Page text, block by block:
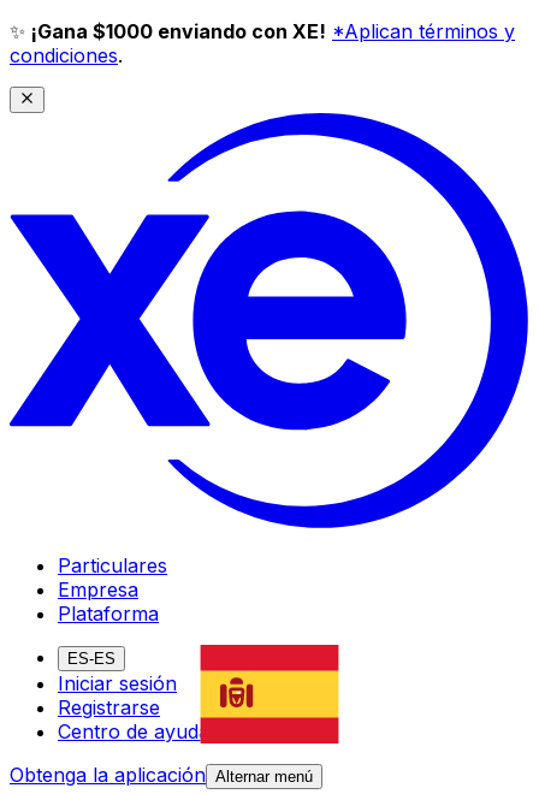
✨ ¡Gana $1000 enviando con XE! *Aplican términos y
condiciones.
Particulares
Empresa
Plataforma
ES-ES
Iniciar sesión
Registrarse
Centro de ayuda
Obtenga la aplicación Alternar menú